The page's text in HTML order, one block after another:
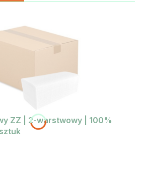
ZZ | 2-warstwowy | 100%